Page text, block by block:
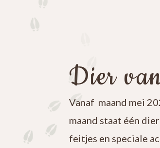
Dier
Vanaf maand mei
maand staat één
feitjes en speciale